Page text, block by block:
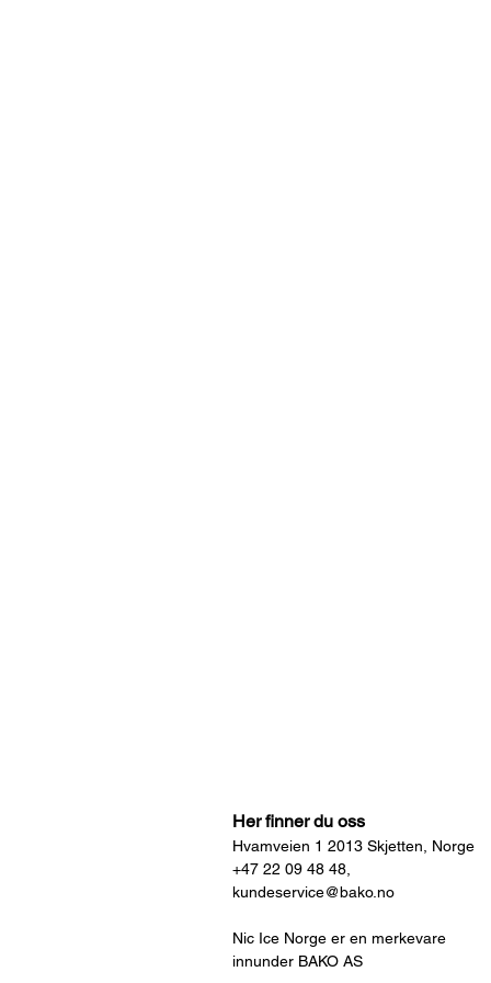
Her finner du oss
Hvamveien 1 2013 Skjetten, Norge
+47 22 09 48 48,
kundeservice@bako.no
Nic Ice Norge er en merkevare
innunder BAKO AS